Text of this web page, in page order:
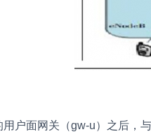
户面网关（gw-u）之后，